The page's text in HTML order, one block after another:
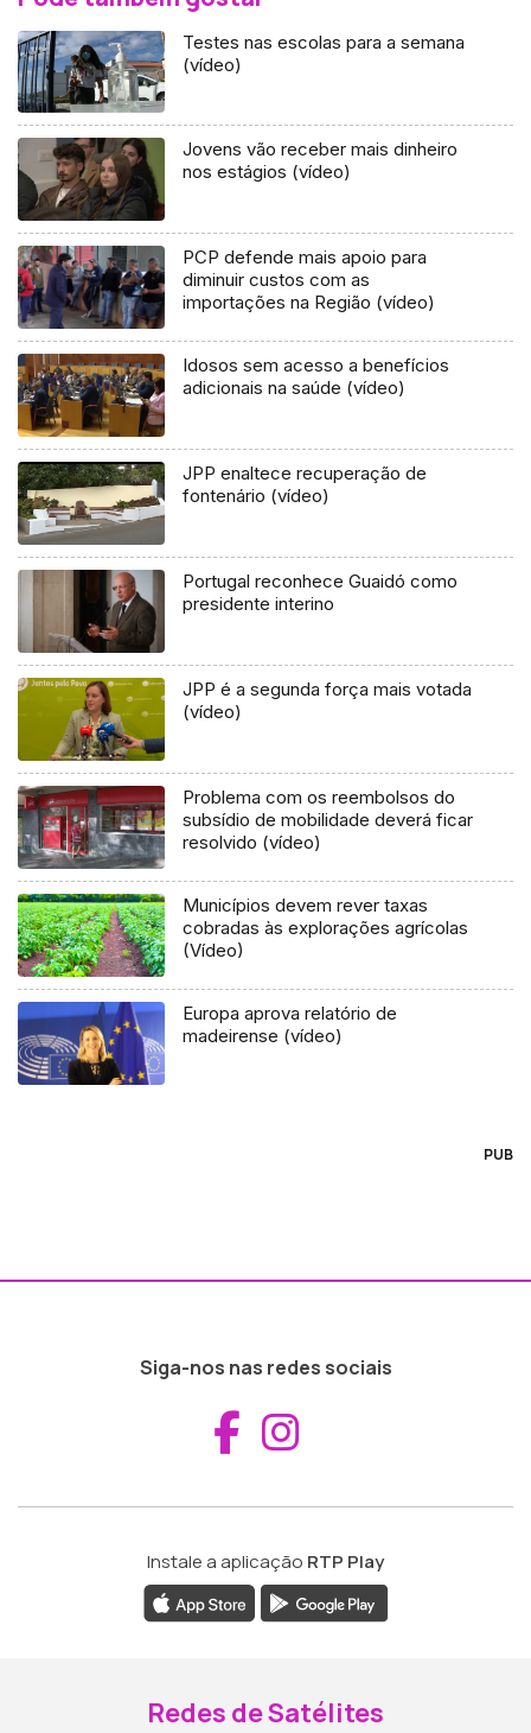
Testes nas escolas para a semana
(vídeo)
Jovens vão receber mais dinheiro
nos estágios (vídeo)
PCP defende mais apoio para
diminuir custos com as
importações na Região (vídeo)
Idosos sem acesso a benefícios
adicionais na saúde (vídeo)
JPP enaltece recuperação de
fontenário (vídeo)
Portugal reconhece Guaidó como
presidente interino
JPP é a segunda força mais votada
(vídeo)
Problema com os reembolsos do
subsídio de mobilidade deverá ficar
resolvido (vídeo)
Municípios devem rever taxas
cobradas às explorações agrícolas
(Vídeo)
Europa aprova relatório de
madeirense (vídeo)
PUB
Siga-nos nas redes sociais
Aceder ao
Instale a aplicação RTP Play
Redes de Satélites